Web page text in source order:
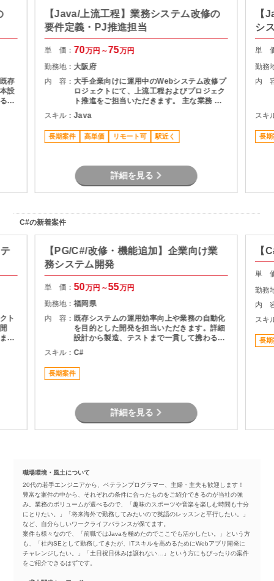
存
設
予
【Java/上流工程】業務システム改修の
要件定義・PJ推進担当
単 価： 70万円～75万円
勤務地： 大阪府
内 容： 大手企業向けに運用中のWebシステム改修プ
ロジェクトにて、上流工程およびプロジェク
ト推進をご担当いただきます。 主な業務 ・
利用部門との要件整理・ヒアリング ・現行シ
ステムの仕様調査・影響分析 ・基本設計書の
作成 ・開発工数の算出および提案資料作成
・スケジュール管理・課題管理 ・関係者との
スキル：Java
長期案件 高単価 リモート可 駅近く
詳細を見る
【
シ
単
勤務
内
スキ
長期
C#の新着案件
ト
【PG/C#/改修・機能追加】企業向け業
務システム開発
単 価：50万円～55万円
勤務地：福岡県
内 容： 既存システムの運用効率向上や業務の自動化
を目的とした開発を担当いただきます。詳細
設計から製造、テストまで一貫して携わるこ
とができるため、開発工程全体の経験を積み
たい方におすすめです。長期参画を前提とし
た安定した案件です。
スキル：C#
長期案件
詳細を見る
【
単
勤務
内
スキ
長期
職場環境・風土について
20代の若手エンジニアから、ベテランプログラマー、主婦・主夫も歓迎します！
豊富な案件の中から、それぞれの条件に合ったものをご紹介できるのが当社の強
み。業務のボリュームが選べるので、「趣味のスポーツや音楽を楽しむ時間も十分
にとりたい。」「将来海外で勤務してみたいので英語のレッスンと平行したい。」
など、自分らしいワークライフバランスが保てます。
案件も様々なので、「前職ではJavaを極めたのでここでも活かしたい。」という方
も、「社内SEとして勤務してきたが、ITスキルを高めるためにWebアプリ開発に
チャレンジしたい。」「土日祝日休みは譲れない…」という方にもぴったりの案件
をご紹介できるはずです。